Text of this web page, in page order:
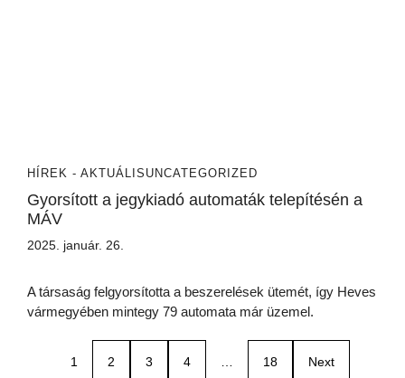
HÍREK - AKTUÁLIS UNCATEGORIZED
Gyorsított a jegykiadó automaták telepítésén a
MÁV
2025. január. 26.
A társaság felgyorsította a beszerelések ütemét, így Heves
vármegyében mintegy 79 automata már üzemel.
1 2 3 4 … 18 Next